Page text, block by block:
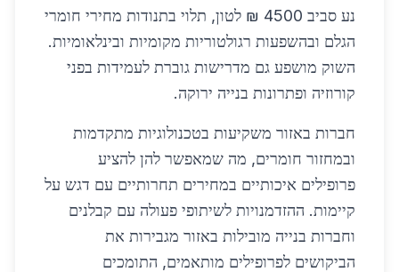
נע סביב 4500 ₪ לטון, תלוי בתנודות מחירי חומרי
הגלם ובהשפעות רגולטוריות מקומיות ובינלאומיות.
השוק מושפע גם מדרישות גוברת לעמידות בפני
קורוזיה ופתרונות בנייה ירוקה.
חברות באזור משקיעות בטכנולוגיות מתקדמות
ובמחזור חומרים, מה שמאפשר להן להציע
פרופילים איכותיים במחירים תחרותיים עם דגש על
קיימות. ההזדמנויות לשיתופי פעולה עם קבלנים
וחברות בנייה מובילות באזור מגבירות את
הביקושים לפרופילים מותאמים, התומכים